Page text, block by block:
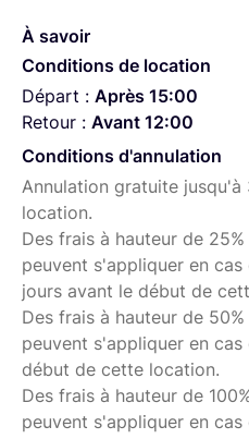
À savoir
Conditions de location
Départ : Après 15:00
Retour : Avant 12:00
Conditions d'annulation
Annulation gratuite
location.
Des frais à hauteur de
peuvent s'appliquer en
jours avant le début de
Des frais à hauteur de
peuvent s'appliquer en
début de cette location.
Des frais à hauteur de
peuvent s'appliquer en